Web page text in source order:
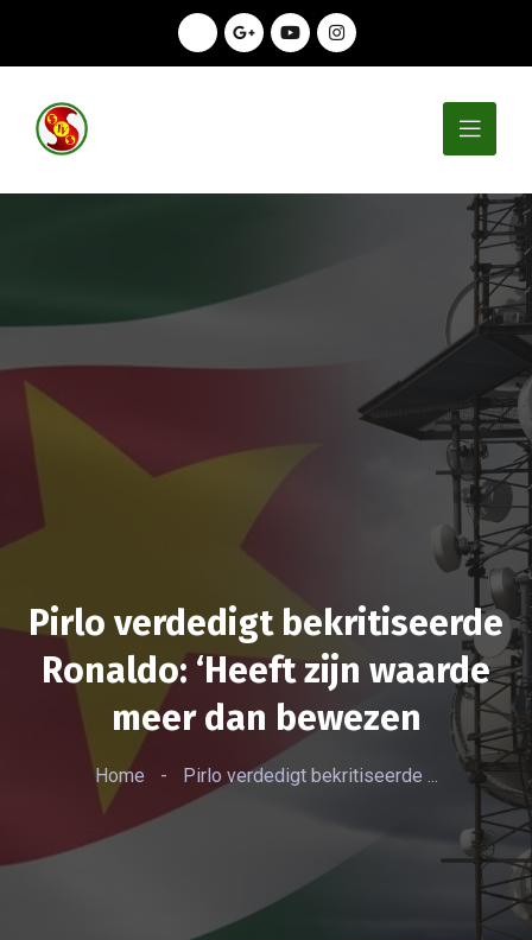
Pirlo verdedigt bekritiseerde
Ronaldo: ‘Heeft zijn waarde
meer dan bewezen
Home - Pirlo verdedigt bekritiseerde ...